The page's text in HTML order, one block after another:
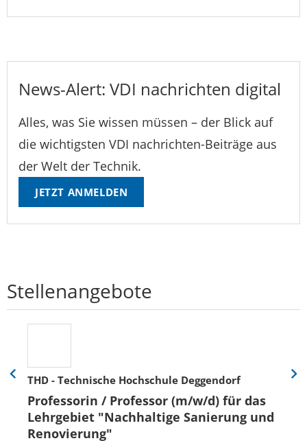
News-Alert: VDI nachrichten digital
Alles, was Sie wissen müssen – der Blick auf
die wichtigsten VDI nachrichten-Beiträge aus
der Welt der Technik.
JETZT ANMELDEN
Stellenangebote
THD - Technische Hochschule Deggendorf
Professorin / Professor (m/w/d) für das
Lehrgebiet "Nachhaltige Sanierung und
Renovierung"
Eine
zurück
Eine